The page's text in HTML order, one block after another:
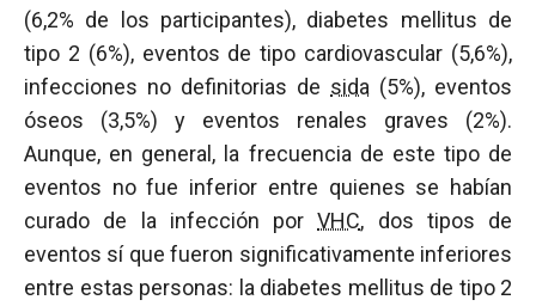
(6,2% de los participantes), diabetes mellitus de
tipo 2 (6%), eventos de tipo cardiovascular (5,6%),
infecciones no definitorias de sida (5%), eventos
óseos (3,5%) y eventos renales graves (2%).
Aunque, en general, la frecuencia de este tipo de
eventos no fue inferior entre quienes se habían
curado de la infección porVHC, dos tipos de
eventos sí que fueron significativamente inferiores
entre estas personas: la diabetes mellitus de tipo 2